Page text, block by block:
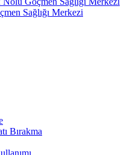
Sağlığı Merkezi
Bırakma